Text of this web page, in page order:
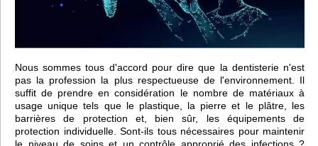
Nous sommes tous d'accord pour dire que la dentisterie n'est
pas la profession la plus respectueuse de l'environnement. Il
suffit de prendre en considération le nombre de matériaux à
usage unique tels que le plastique, la pierre et le plâtre, les
barrières de protection et, bien sûr, les équipements de
protection individuelle. Sont-ils tous nécessaires pour maintenir